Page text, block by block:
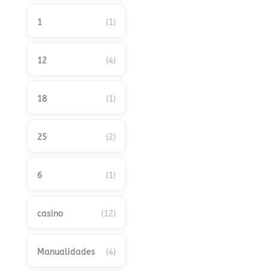
1 (1)
12 (4)
18 (1)
25 (2)
6 (1)
casino (12)
Manualidades (4)